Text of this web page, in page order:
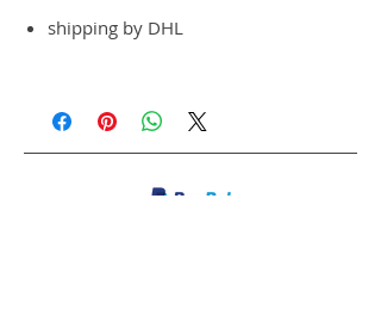
shipping by DHL